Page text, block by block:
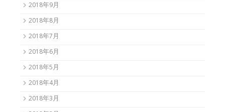
2018年9月
2018年8月
2018年7月
2018年6月
2018年5月
2018年4月
2018年3月